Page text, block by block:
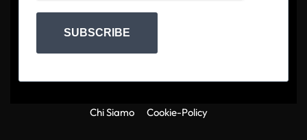
SUBSCRIBE
Chi Siamo Cookie-Policy